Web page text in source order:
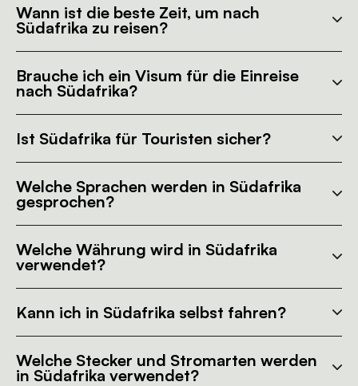
Wann ist die beste Zeit, um nach
Südafrika zu reisen?
Brauche ich ein Visum für die Einreise
nach Südafrika?
Ist Südafrika für Touristen sicher?
Welche Sprachen werden in Südafrika
gesprochen?
Welche Währung wird in Südafrika
verwendet?
Kann ich in Südafrika selbst fahren?
Welche Stecker und Stromarten werden
in Südafrika verwendet?